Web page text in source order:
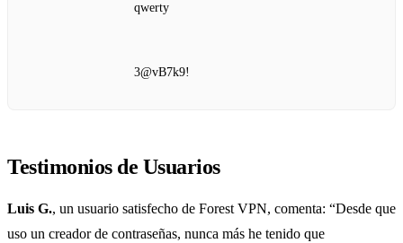
qwerty
3@vB7k9!
Testimonios de Usuarios
Luis G., un usuario satisfecho de Forest VPN, comenta: “Desde que
uso un creador de contraseñas, nunca más he tenido que